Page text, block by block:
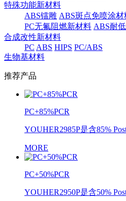
特殊功能新材料
ABS镭雕 ABS斑点免喷涂材
PC无氟阻燃新材料 ABS耐
合成改性新材料
PC ABS HIPS PC/ABS
生物基材料
推荐产品
PC+85%PCR
YOUHER2985P是含85%
MORE
PC+50%PCR
YOUHER2950P是含50%